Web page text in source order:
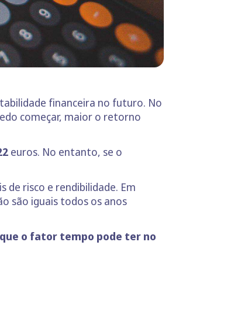
financeira no futuro. No
começar, maior o retorno
euros. No entanto, se o
de risco e rendibilidade. Em
são iguais todos os anos
o fator tempo pode ter no